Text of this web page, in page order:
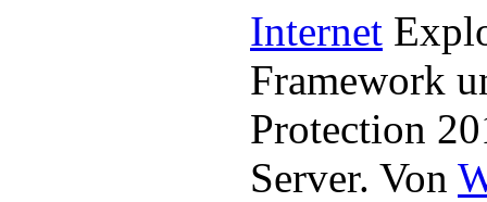
Internet
Framework
Protection
Server. Von